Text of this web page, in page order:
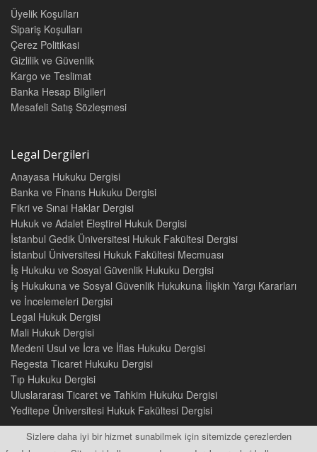
Sizlere daha iyi bir hizmet sunabilmek için sitemizde çerezlerden
Üyelik Koşulları
Sipariş Koşulları
Çerez Politikasi
Gizlilik ve Güvenlik
Kargo ve Teslimat
Banka Hesap Bilgileri
Mesafeli Satış Sözleşmesi
Legal Dergileri
Anayasa Hukuku Dergisi
Banka ve Finans Hukuku Dergisi
Fikri ve Sınai Haklar Dergisi
Hukuk ve Adalet Eleştirel Hukuk Dergisi
İstanbul Gedik Üniversitesi Hukuk Fakültesi Dergisi
İstanbul Üniversitesi Hukuk Fakültesi Mecmuası
İş Hukuku ve Sosyal Güvenlik Hukuku Dergisi
İş Hukukuna ve Sosyal Güvenlik Hukukuna İlişkin Yargı Kararları
ve İncelemeleri Dergisi
Legal Hukuk Dergisi
Mali Hukuk Dergisi
Medeni Usul ve İcra ve İflas Hukuku Dergisi
Regesta Ticaret Hukuku Dergisi
Tıp Hukuku Dergisi
Uluslararası Ticaret ve Tahkim Hukuku Dergisi
Yeditepe Üniversitesi Hukuk Fakültesi Dergisi